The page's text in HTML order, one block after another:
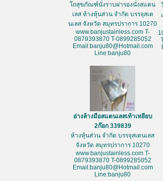
โถสุขภัณฑ์นั่งราบฝารองนั่งสแตน
เลส ห้างหุ้นส่วน จำกัด บรรจุสเต
นเลส จังหวัด สมุทรปราการ 10270
www.banjustainless.com T-
0879393870 T-0899285052
Email:banju80@Hotmail.com
Line:banju80
อ่างล้างมือสแตนเลสเท้าเหยียบ
2ก๊อก 339839
ห้างหุ้นส่วน จำกัด บรรจุสเตนเลส
จังหวัด สมุทรปราการ 10270
www.banjustainless.com T-
0879393870 T-0899285052
Email:banju80@Hotmail.com
Line:banju80